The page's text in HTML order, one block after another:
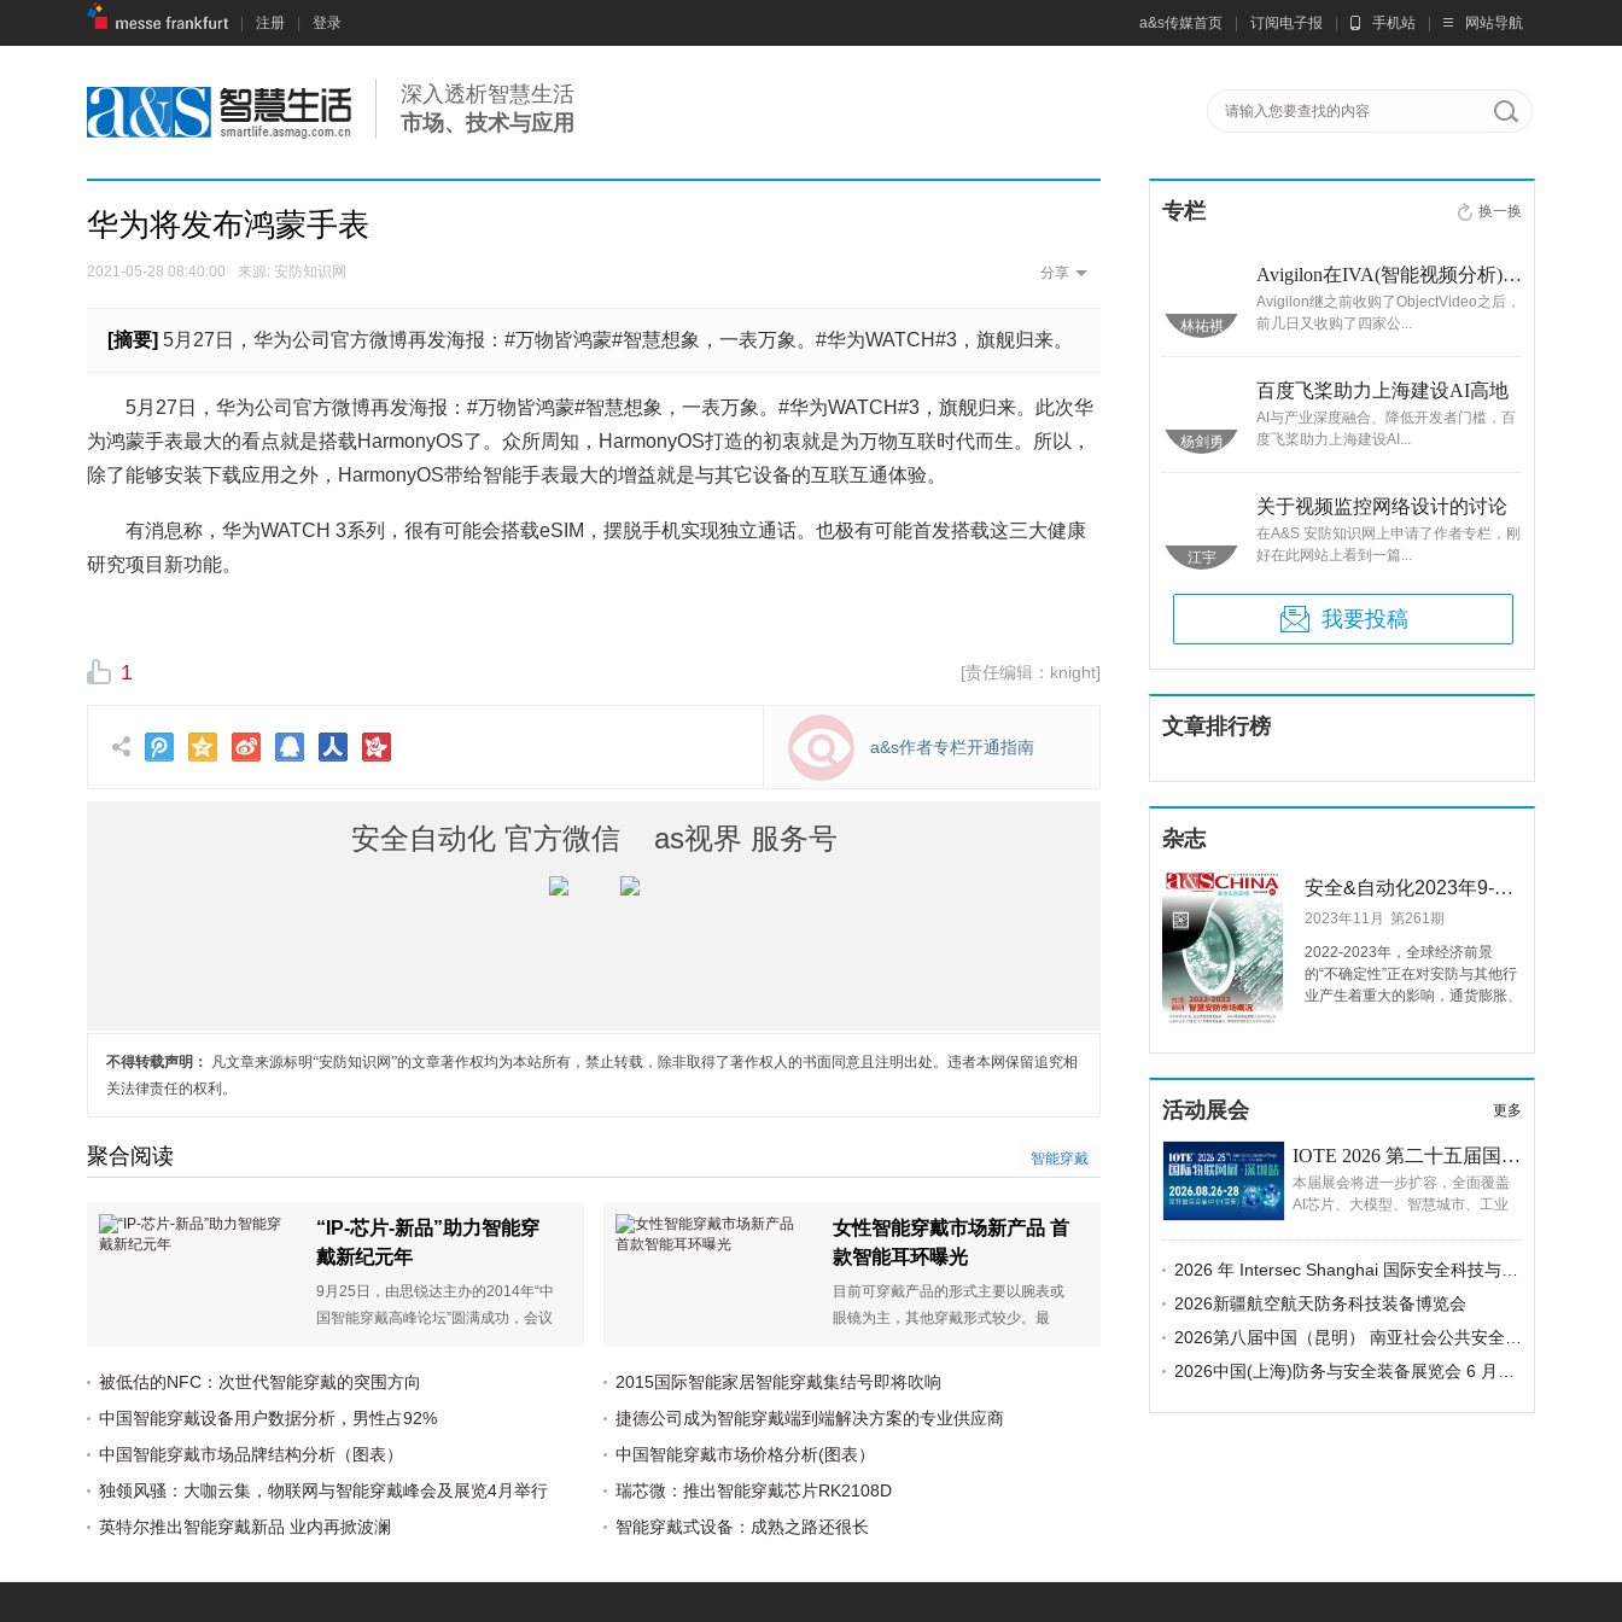
注册 登录 a&s传媒首页 订阅电子报 手机站 网站导航
深入透析智慧生活
市场、技术与应用
华为将发布鸿蒙手表
2021-05-28 08:40:00 来源: 安防知识网 分享
[摘要] 5月27日，华为公司官方微博再发海报：#万物皆鸿蒙#智慧想象，一表万象。#华为WATCH#3，旗舰归来。
5月27日，华为公司官方微博再发海报：#万物皆鸿蒙#智慧想象，一表万象。#华为WATCH#3，旗舰归来。此次华
为鸿蒙手表最大的看点就是搭载HarmonyOS了。众所周知，HarmonyOS打造的初衷就是为万物互联时代而生。所以，
除了能够安装下载应用之外，HarmonyOS带给智能手表最大的增益就是与其它设备的互联互通体验。
有消息称，华为WATCH 3系列，很有可能会搭载eSIM，摆脱手机实现独立通话。也极有可能首发搭载这三大健康
研究项目新功能。
1 [责任编辑：knight]
a&s作者专栏开通指南
安全自动化 官方微信 as视界 服务号
不得转载声明：
凡文章来源标明“安防知识网”的文章著作权均为本站所有，禁止转载，除非取得了著作权人的书面同意且注明出处。违者本网保留追究相
关法律责任的权利。
聚合阅读 智能穿戴
“IP-芯片-新品”助力智能穿
戴新纪元年
9月25日，由思锐达主办的2014年“中
国智能穿戴高峰论坛”圆满成功，会议
器到服务的穿戴式产业链专业观众，
境的同时，给穿戴产业发展注入新的
活力。
被低估的NFC：次世代智能穿戴的突围方向
中国智能穿戴设备用户数据分析，男性占92%
中国智能穿戴市场品牌结构分析（图表）
独领风骚：大咖云集，物联网与智能穿戴峰会及展览4月举行
英特尔推出智能穿戴新品 业内再掀波澜
女性智能穿戴市场新产品 首
款智能耳环曝光
目前可穿戴产品的形式主要以腕表或
眼镜为主，其他穿戴形式较少。最
了一种不同的想法，创立了世界上第
式来实现智能化。Ear-o-Smart智能耳
环与传统的耳环珠宝一样，但是其功
2015国际智能家居智能穿戴集结号即将吹响
捷德公司成为智能穿戴端到端解决方案的专业供应商
中国智能穿戴市场价格分析(图表）
瑞芯微：推出智能穿戴芯片RK2108D
智能穿戴式设备：成熟之路还很长
专栏
张浩
刘本军
体脂秤作为一个物联网终端设备，很多会
使用Wi-Fi模块来传输相...
自ChatGPT问世以来，业内对于AI的期待
林祐祺
Avigilon在IVA(智能视频分析)的布局与野望
Avigilon继之前收购了ObjectVideo之后，
前几日又收购了四家公...
杨剑勇
百度飞桨助力上海建设AI高地
AI与产业深度融合、降低开发者门槛，百
度飞桨助力上海建设AI...
江宇
关于视频监控网络设计的讨论
在A&S 安防知识网上申请了作者专栏，刚
好在此网站上看到一篇...
换一换
我要投稿
文章排行榜
杂志
安全&自动化2023年9-10月 第261期
2023年11月 第261期
2022-2023年，全球经济前景
的“不确定性”正在对安防与其他行
业产生着重大的影响，通货膨胀、
行业的发展带来了极大的阻力。
2022年国内安防市场保持着增
观经济呈现复苏态势，市场需求有
所回暖，但由于国内政府财政收支
减少、部分项目进展缓慢、房地产
市场下滑、企业端市场投资信心减
活动展会 更多
IOTE 2026 第二十五届国际物联网展・深圳站
本届展会将进一步扩容，全面覆盖
AI芯片、大模型、智慧城市、工业
业物联网与电子纸等全产业链，继
续联动AGIC人工智能展与ISVE智慧
商显展，打造AIOT生态的全球舞
台。
2026新疆航空航天防务科技装备博览会